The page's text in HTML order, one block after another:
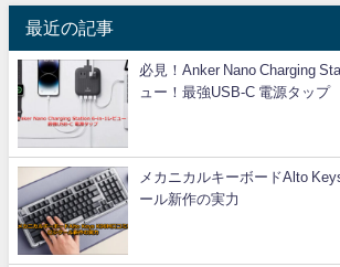
最近の記事
必見！Anker Nano Charging
ュー！最強USB-C 電源タップ
メカニカルキーボードAlto
ール新作の実力